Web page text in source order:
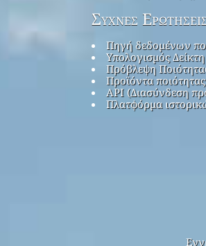
Συχνές
Πηγή δεδομένων
Υπολογισμός
Πρόβλεψη
Προϊόντα
API (Διασύνδεση
Πλατφόρμα